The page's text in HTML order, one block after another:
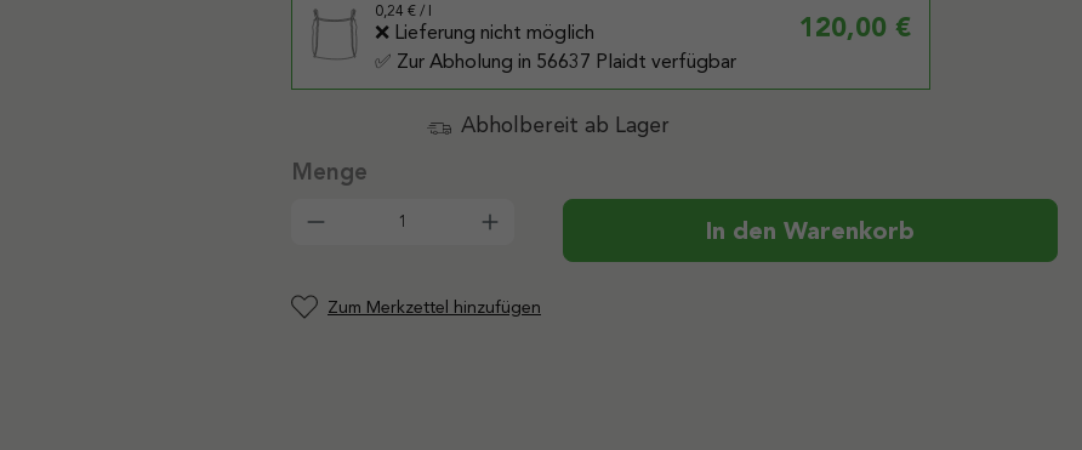
0,24 € / l
❌ Lieferung nicht möglich
✅ Zur Abholung in 56637 Plaidt verfügbar
120,00 €
Abholbereit ab Lager
Produkt Anzahl: Gib den gewünschten Wert ein oder
In den Warenkorb
Zum Merkzettel hinzufügen